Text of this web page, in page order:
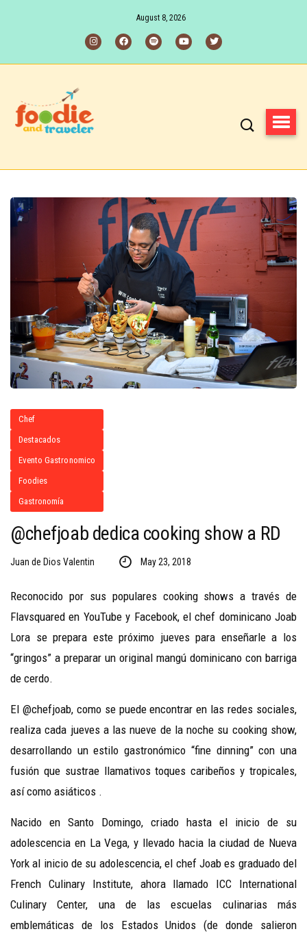
August 8, 2026
Chef
Destacados
Evento Gastronomico
Foodies
Gastronomía
@chefjoab dedica cooking show a RD
Juan de Dios Valentin May 23, 2018
Reconocido por sus populares cooking shows a través de
Flavsquared en YouTube y Facebook, el chef dominicano Joab
Lora se prepara este próximo jueves para enseñarle a los
“gringos” a preparar un original mangú dominicano con barriga
de cerdo.
El @chefjoab, como se puede encontrar en las redes sociales,
realiza cada jueves a las nueve de la noche su cooking show,
desarrollando un estilo gastronómico “fine dinning” con una
fusión que sustrae llamativos toques caribeños y tropicales,
así como asiáticos .
Nacido en Santo Domingo, criado hasta el inicio de su
adolescencia en La Vega, y llevado hacia la ciudad de Nueva
York al inicio de su adolescencia, el chef Joab es graduado del
French Culinary Institute, ahora llamado ICC International
Culinary Center, una de las escuelas culinarias más
emblemáticas de los Estados Unidos (de donde salieron